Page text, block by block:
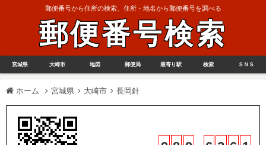
郵便番号から住所の検索、住所・地名から郵便番号を調べる
郵便番号検索
宮城県 大崎市 地図 郵便局 最寄り駅 検索 ＳＮＳ
ホーム 宮城県 大崎市 長岡針